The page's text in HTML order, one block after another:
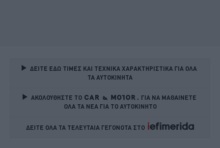
ΔΕΙΤΕ ΕΔΩ ΤΙΜΕΣ ΚΑΙ ΤΕΧΝΙΚΑ ΧΑΡΑΚΤΗΡΙΣΤΙΚΑ ΓΙΑ ΟΛΑ
ΤΑ ΑΥΤΟΚΙΝΗΤΑ
ΑΚΟΛΟΥΘΗΣΤΕ ΤΟ
ΓΙΑ ΝΑ ΜΑΘΑΙΝΕΤΕ
ΟΛΑ ΤΑ ΝΕΑ ΓΙΑ ΤΟ ΑΥΤΟΚΙΝΗΤΟ
ΔΕΙΤΕ ΟΛΑ ΤΑ ΤΕΛΕΥΤΑΙΑ ΓΕΓΟΝΟΤΑ ΣΤΟ